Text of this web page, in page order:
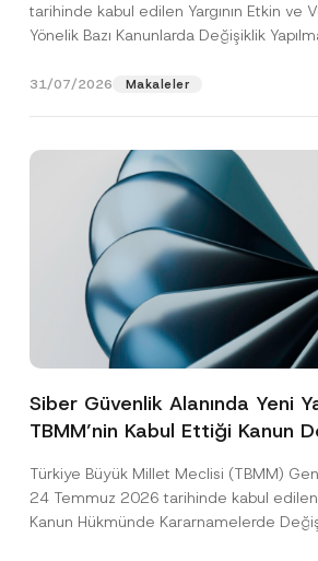
tarihinde kabul edilen Yargının Etkin ve
Yönelik Bazı Kanunlarda Değişiklik
31/07/2026 Makaleler
Siber Güvenlik Alanında Yeni
TBMM’nin Kabul Ettiği Kanun
Türkiye Büyük Millet Meclisi (TBMM)
24 Temmuz 2026 tarihinde kabul edilen
Kanun Hükmünde Kararnamelerde